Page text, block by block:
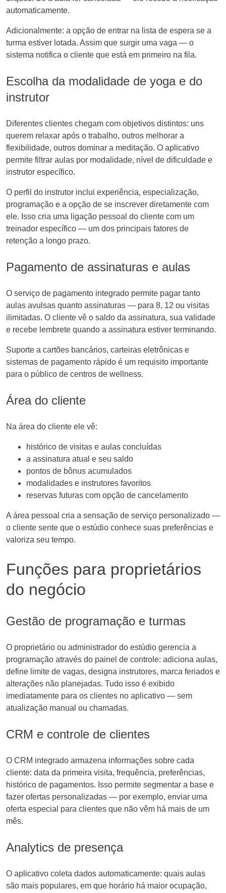
automaticamente.
Adicionalmente: a opção de entrar na lista de espera se a
turma estiver lotada. Assim que surgir uma vaga — o
sistema notifica o cliente que está em primeiro na fila.
Escolha da modalidade de yoga e do
instrutor
Diferentes clientes chegam com objetivos distintos: uns
querem relaxar após o trabalho, outros melhorar a
flexibilidade, outros dominar a meditação. O aplicativo
permite filtrar aulas por modalidade, nível de dificuldade e
instrutor específico.
O perfil do instrutor inclui experiência, especialização,
programação e a opção de se inscrever diretamente com
ele. Isso cria uma ligação pessoal do cliente com um
treinador específico — um dos principais fatores de
retenção a longo prazo.
Pagamento de assinaturas e aulas
O serviço de pagamento integrado permite pagar tanto
aulas avulsas quanto assinaturas — para 8, 12 ou visitas
ilimitadas. O cliente vê o saldo da assinatura, sua validade
e recebe lembrete quando a assinatura estiver terminando.
Suporte a cartões bancários, carteiras eletrônicas e
sistemas de pagamento rápido é um requisito importante
para o público de centros de wellness.
Área do cliente
Na área do cliente ele vê:
histórico de visitas e aulas concluídas
a assinatura atual e seu saldo
pontos de bônus acumulados
modalidades e instrutores favoritos
reservas futuras com opção de cancelamento
A área pessoal cria a sensação de serviço personalizado —
o cliente sente que o estúdio conhece suas preferências e
valoriza seu tempo.
Funções para proprietários
do negócio
Gestão de programação e turmas
O proprietário ou administrador do estúdio gerencia a
programação através do painel de controle: adiciona aulas,
define limite de vagas, designa instrutores, marca feriados e
alterações não planejadas. Tudo isso é exibido
imediatamente para os clientes no aplicativo — sem
atualização manual ou chamadas.
CRM e controle de clientes
O CRM integrado armazena informações sobre cada
cliente: data da primeira visita, frequência, preferências,
histórico de pagamentos. Isso permite segmentar a base e
fazer ofertas personalizadas — por exemplo, enviar uma
oferta especial para clientes que não vêm há mais de um
mês.
Analytics de presença
O aplicativo coleta dados automaticamente: quais aulas
são mais populares, em que horário há maior ocupação,